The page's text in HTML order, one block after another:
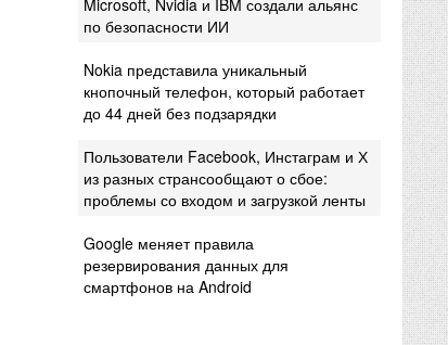
Microsoft, Nvidia и IBM создали альянс
по безопасности ИИ
Nokia представила уникальный
кнопочный телефон, который работает
до 44 дней без подзарядки
Пользователи Facebook, Инстаграм и Х
из разных странсообщают о сбое:
проблемы со входом и загрузкой ленты
Google меняет правила
резервирования данных для
смартфонов на Android